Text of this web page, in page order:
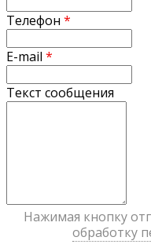
Телефон *
E-mail *
Текст сообщения
Нажимая кнопку
обработку